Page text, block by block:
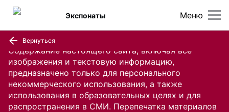
Содержание настоящего сайта, включая все
изображения и текстовую информацию,
предназначено только для персонального
некоммерческого использования, а также
использования в образовательных целях и для
распространения в СМИ. Перепечатка материалов
Меню
Экспонаты
Вернуться